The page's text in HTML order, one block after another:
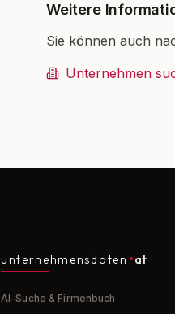
Weitere
Sie können auch
Unternehmen
unternehmensdaten at
AI-Suche & Firmenbuch